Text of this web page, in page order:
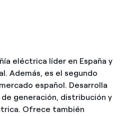
eléctrica líder en España y
Además, es el segundo
español. Desarrolla
generación, distribución y
Ofrece también